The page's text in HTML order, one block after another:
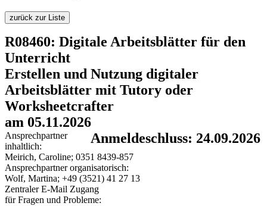
zurück zur Liste
R08460: Digitale Arbeitsblätter für den
Unterricht
Erstellen und Nutzung digitaler
Arbeitsblätter mit Tutory oder
Worksheetcrafter
am 05.11.2026
Anmeldeschluss: 24.09.2026
Ansprechpartner
inhaltlich:
Meirich, Caroline; 0351 8439-857
Ansprechpartner organisatorisch:
Wolf, Martina; +49 (3521) 41 27 13
Zentraler E-Mail Zugang
für Fragen und Probleme: